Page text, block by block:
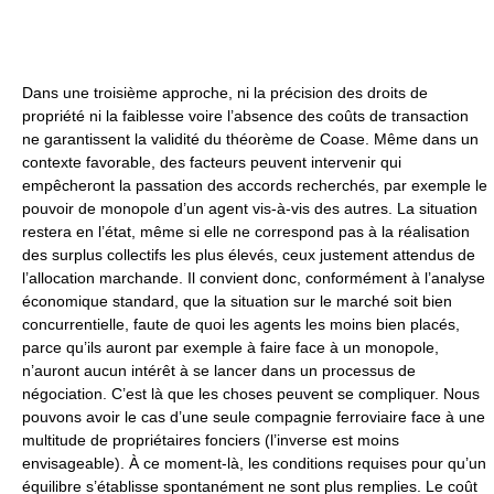
Dans une troisième approche, ni la précision des droits de
propriété ni la faiblesse voire l’absence des coûts de transaction
ne garantissent la validité du théorème de Coase. Même dans un
contexte favorable, des facteurs peuvent intervenir qui
empêcheront la passation des accords recherchés, par exemple le
pouvoir de monopole d’un agent vis-à-vis des autres. La situation
restera en l’état, même si elle ne correspond pas à la réalisation
des surplus collectifs les plus élevés, ceux justement attendus de
l’allocation marchande. Il convient donc, conformément à l’analyse
économique standard, que la situation sur le marché soit bien
concurrentielle, faute de quoi les agents les moins bien placés,
parce qu’ils auront par exemple à faire face à un monopole,
n’auront aucun intérêt à se lancer dans un processus de
négociation. C’est là que les choses peuvent se compliquer. Nous
pouvons avoir le cas d’une seule compagnie ferroviaire face à une
multitude de propriétaires fonciers (l’inverse est moins
envisageable). À ce moment-là, les conditions requises pour qu’un
équilibre s’établisse spontanément ne sont plus remplies. Le coût